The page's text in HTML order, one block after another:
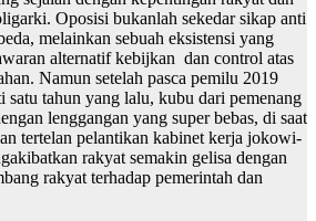
Oposisi bukanlah sekedar sikap anti
melainkan sebuah eksistensi yang
alternatif kebijkan dan control atas
Namun setelah pasca pemilu 2019
satu tahun yang lalu, kubu dari pemenang
lenggangan yang super bebas, di saat
tertelan pelantikan kabinet kerja jokowi-
rakyat semakin gelisa dengan
rakyat terhadap pemerintah dan